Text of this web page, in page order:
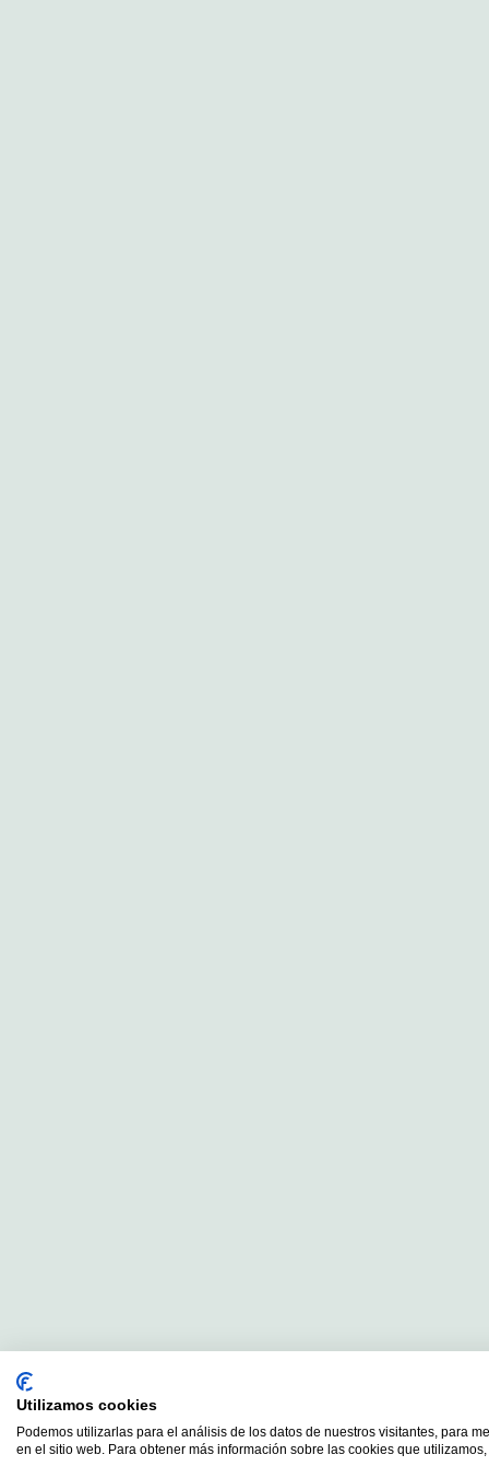
Utilizamos cookies
Podemos utilizarlas para el análisis de los datos de nuestros visitantes, para
en el sitio web. Para obtener más información sobre las cookies que